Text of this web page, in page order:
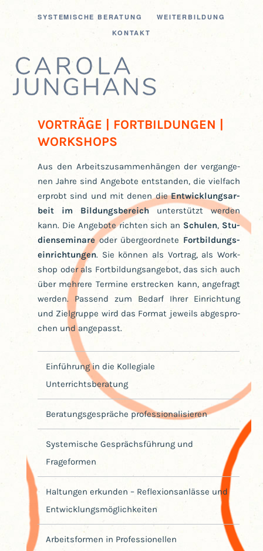
SYS­TE­MI­SCHE BERATUNG
WEI­TER­BIL­DUNG
KON­TAKT
VOR­TRÄ­GE | FORT­BIL­DUN­GEN
WORK­SHOPS
Aus den Arbeits­zu­sam­men­hän­gen der ver­gan­ge­
nen Jah­re sind Ange­bo­te ent­stan­den, die viel­fach
erprobt sind und mit denen dieEnt­wick­lungs­ar­
beit im Bil­dungs­be­reichunter­stützt wer­den
kann. Die Ange­bo­te rich­ten sich an Schu­len, Stu­
di­en­se­mi­na­re oder über­ge­ord­ne­te Fort­bil­dungs­
ein­rich­tun­gen. Sie kön­nen als Vor­trag, als Work­
shop oder als Fort­bil­dungs­an­ge­bot, das sich auch
über meh­re­re Ter­mi­ne erstre­cken kann, ange­fragt
wer­den. Pas­send zum Bedarf Ihrer Ein­rich­tung
und Ziel­grup­pe wird das For­mat jeweils abge­spro­
chen und angepasst.
Ein­füh­rung in die Kol­le­gia­le
Unterrichtsberatung
Bera­tungs­ge­sprä­che professionalisieren
Sys­te­mi­sche Gesprächs­füh­rung und
Frageformen
Hal­tun­gen erkun­den – Refle­xi­ons­an­läs­se und
Entwicklungsmöglichkeiten
Arbeits­for­men in Pro­fes­sio­nel­len